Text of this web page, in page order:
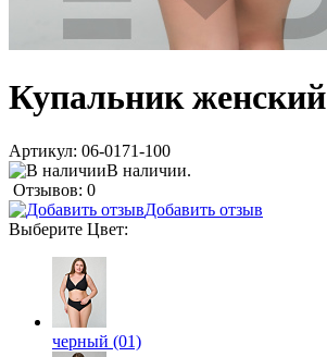
Купальник женский
Артикул: 06-0171-100
В наличии.
Отзывов: 0
Добавить отзыв
Выберите Цвет:
черный (01)